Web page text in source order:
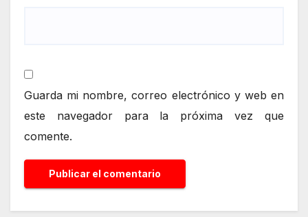
Guarda mi nombre, correo electrónico y web en
este navegador para la próxima vez que
comente.